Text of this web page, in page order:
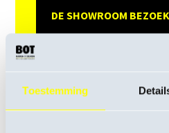
Toestemming
DE SHOWROOM
montage